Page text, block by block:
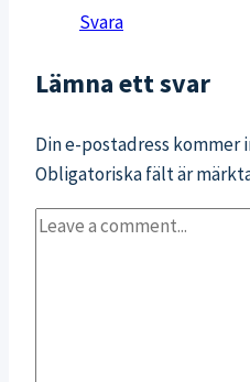
Svara
Lämna ett svar
Din e-postadress kommer
Obligatoriska fält är